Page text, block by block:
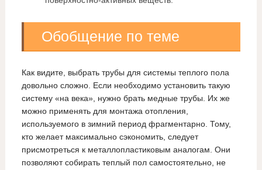
Обобщение по теме
Как видите, выбрать трубы для системы теплого пола
довольно сложно. Если необходимо установить такую
систему «на века», нужно брать медные трубы. Их же
можно применять для монтажа отопления,
используемого в зимний период фрагментарно. Тому,
кто желает максимально сэкономить, следует
присмотреться к металлопластиковым аналогам. Они
позволяют собирать теплый пол самостоятельно, не